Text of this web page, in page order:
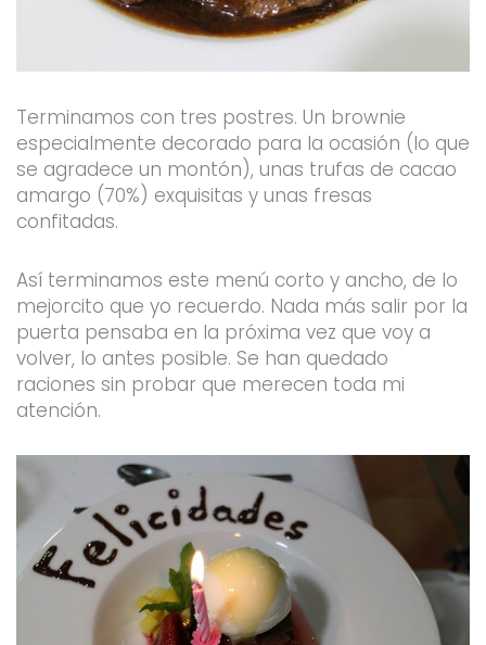
Terminamos con tres postres. Un brownie
especialmente decorado para la ocasión (lo que
se agradece un montón), unas trufas de cacao
amargo (70%) exquisitas y unas fresas
confitadas.
Así terminamos este menú corto y ancho, de lo
mejorcito que yo recuerdo. Nada más salir por la
puerta pensaba en la próxima vez que voy a
volver, lo antes posible. Se han quedado
raciones sin probar que merecen toda mi
atención.